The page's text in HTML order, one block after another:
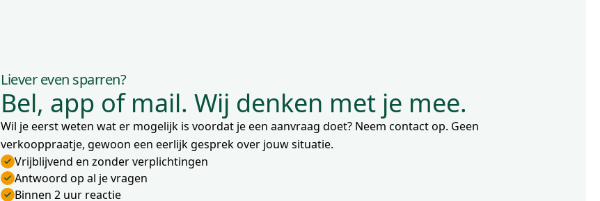
Liever even sparren?
Bel, app of mail. Wij denken met je mee.
Wil je eerst weten wat er mogelijk is voordat je een aanvraag doet? Neem contact op. Geen
verkooppraatje, gewoon een eerlijk gesprek over jouw situatie.
Vrijblijvend en zonder verplichtingen
Antwoord op al je vragen
Binnen 2 uur reactie